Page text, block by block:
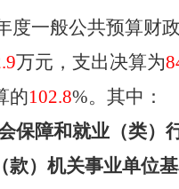
度一般公共预算财
万元，支出决算为
的102.8%。其中：
保障和就业（类）
款）机关事业单位